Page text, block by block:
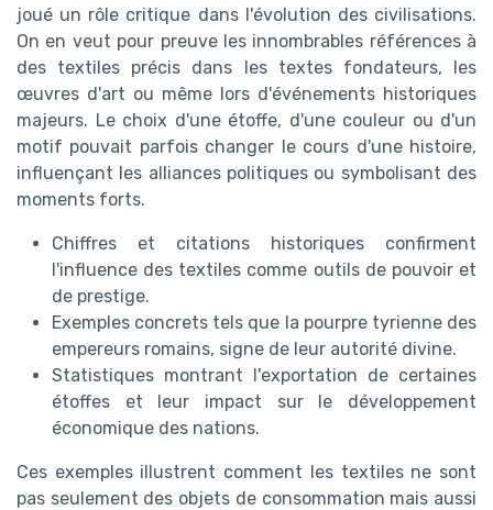
joué un rôle critique dans l'évolution des civilisations.
On en veut pour preuve les innombrables références à
des textiles précis dans les textes fondateurs, les
œuvres d'art ou même lors d'événements historiques
majeurs. Le choix d'une étoffe, d'une couleur ou d'un
motif pouvait parfois changer le cours d'une histoire,
influençant les alliances politiques ou symbolisant des
moments forts.
Chiffres et citations historiques confirment
l'influence des textiles comme outils de pouvoir et
de prestige.
Exemples concrets tels que la pourpre tyrienne des
empereurs romains, signe de leur autorité divine.
Statistiques montrant l'exportation de certaines
étoffes et leur impact sur le développement
économique des nations.
Ces exemples illustrent comment les textiles ne sont
pas seulement des objets de consommation mais aussi